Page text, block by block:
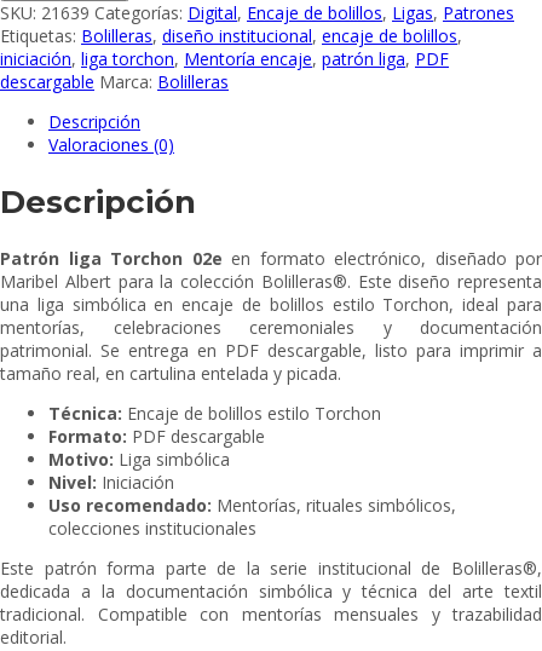
SKU: 21639 Categorías: Digital, Encaje de bolillos, Ligas, Patrones
Etiquetas: Bolilleras, diseño institucional, encaje de bolillos,
iniciación, liga torchon, Mentoría encaje, patrón liga, PDF
descargable Marca: Bolilleras
Descripción
Valoraciones (0)
Descripción
Patrón liga Torchon 02e en formato electrónico, diseñado por
Maribel Albert para la colección Bolilleras®. Este diseño representa
una liga simbólica en encaje de bolillos estilo Torchon, ideal para
mentorías, celebraciones ceremoniales y documentación
patrimonial. Se entrega en PDF descargable, listo para imprimir a
tamaño real, en cartulina entelada y picada.
Técnica: Encaje de bolillos estilo Torchon
Formato: PDF descargable
Motivo: Liga simbólica
Nivel: Iniciación
Uso recomendado: Mentorías, rituales simbólicos,
colecciones institucionales
Este patrón forma parte de la serie institucional de Bolilleras®,
dedicada a la documentación simbólica y técnica del arte textil
tradicional. Compatible con mentorías mensuales y trazabilidad
editorial.